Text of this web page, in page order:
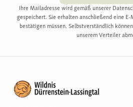
Ihre Mailadresse wird gemäß unserer
gespeichert. Sie erhalten anschließend eine
bestätigen müssen. Selbstverständlich
unserem Verteiler